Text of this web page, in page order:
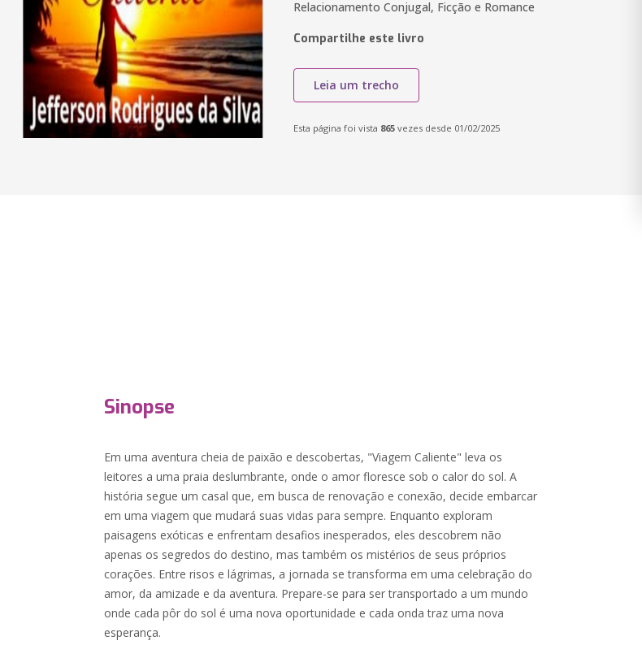
Relacionamento Conjugal, Ficção e Romance
Compartilhe este livro
Leia um trecho
Esta página foi vista 865 vezes desde 01/02/2025
Sinopse
Em uma aventura cheia de paixão e descobertas, "Viagem Caliente" leva os
leitores a uma praia deslumbrante, onde o amor floresce sob o calor do sol. A
história segue um casal que, em busca de renovação e conexão, decide embarcar
em uma viagem que mudará suas vidas para sempre. Enquanto exploram
paisagens exóticas e enfrentam desafios inesperados, eles descobrem não
apenas os segredos do destino, mas também os mistérios de seus próprios
corações. Entre risos e lágrimas, a jornada se transforma em uma celebração do
amor, da amizade e da aventura. Prepare-se para ser transportado a um mundo
onde cada pôr do sol é uma nova oportunidade e cada onda traz uma nova
esperança.